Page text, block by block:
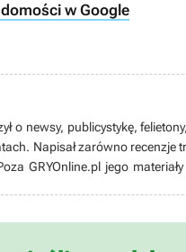
w Google
o newsy, publicystykę,
Napisał zarówno recenzje
GRYOnline.pl jego
ciekawszych indyków i